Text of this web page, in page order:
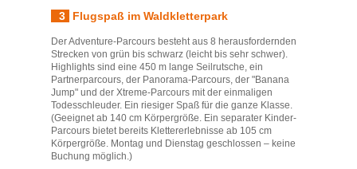
3 Flugspaß im Waldkletterpark
Der Adventure-Parcours besteht aus 8 herausfordernden
Strecken von grün bis schwarz (leicht bis sehr schwer).
Highlights sind eine 450 m lange Seilrutsche, ein
Partnerparcours, der Panorama-Parcours, der "Banana
Jump" und der Xtreme-Parcours mit der einmaligen
Todesschleuder. Ein riesiger Spaß für die ganze Klasse.
(Geeignet ab 140 cm Körpergröße. Ein separater Kinder-
Parcours bietet bereits Klettererlebnisse ab 105 cm
Körpergröße. Montag und Dienstag geschlossen – keine
Buchung möglich.)